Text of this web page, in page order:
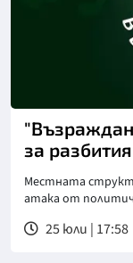
за
Местната
атака от
25 юли | 17:58